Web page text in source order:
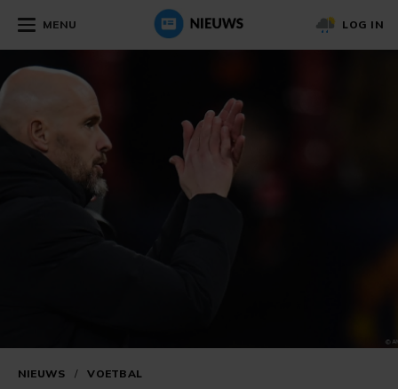
MENU LOG IN
NIEUWS / VOETBAL